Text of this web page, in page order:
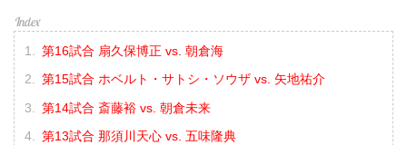
第16試合 扇久保博正 vs. 朝倉海
第15試合 ホベルト・サトシ・ソウザ vs. 矢地祐介
第14試合 斎藤裕 vs. 朝倉未来
第13試合 那須川天心 vs. 五味隆典